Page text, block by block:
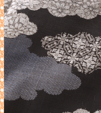
取
セ
ン
タ
ー